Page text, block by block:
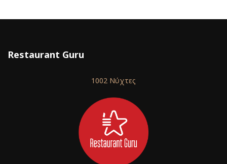
Restaurant Guru
1002 Νύχτες